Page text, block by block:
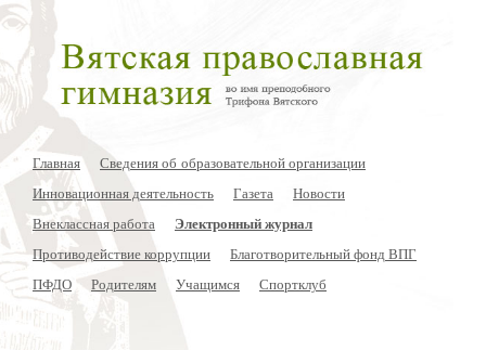
Главная
Сведения об образовательной организации
Инновационная деятельность
Газета
Новости
Внеклассная работа
Электронный журнал
Противодействие коррупции
Благотворительный фонд ВПГ
ПФДО
Родителям Учащимся Спортклуб